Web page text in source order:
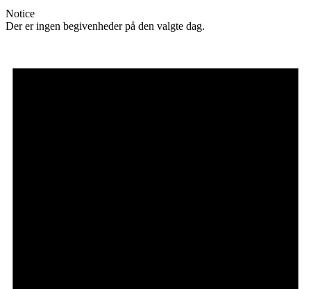
Notice
Der er ingen begivenheder på den valgte dag.